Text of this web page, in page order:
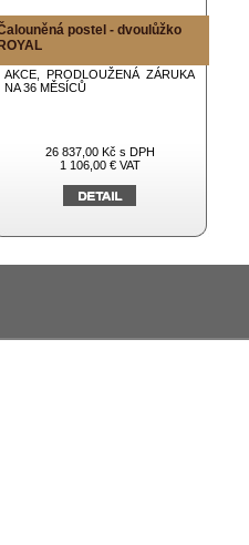
postel - dvoulůžko
AKCE, PRODLOUŽENÁ ZÁRUKA
NA 36 MĚSÍCŮ
26 837,00 Kč s DPH
1 106,00 € VAT